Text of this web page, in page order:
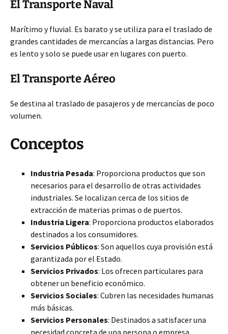
El Transporte Naval
Marítimo y fluvial. Es barato y se utiliza para el traslado de
grandes cantidades de mercancías a largas distancias. Pero
es lento y solo se puede usar en lugares con puerto.
El Transporte Aéreo
Se destina al traslado de pasajeros y de mercancías de poco
volumen.
Conceptos
Industria Pesada: Proporciona productos que son
necesarios para el desarrollo de otras actividades
industriales. Se localizan cerca de los sitios de
extracción de materias primas o de puertos.
Industria Ligera: Proporciona productos elaborados
destinados a los consumidores.
Servicios Públicos: Son aquellos cuya provisión está
garantizada por el Estado.
Servicios Privados: Los ofrecen particulares para
obtener un beneficio económico.
Servicios Sociales: Cubren las necesidades humanas
más básicas.
Servicios Personales: Destinados a satisfacer una
necesidad concreta de una persona o empresa.